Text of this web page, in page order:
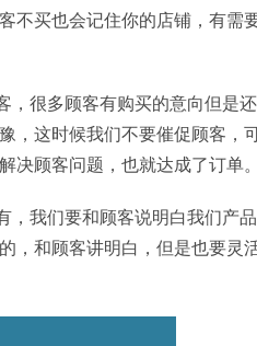
不买也会记住你的店铺，有需
，很多顾客有购买的意向但是
，这时候我们不要催促顾客，
决顾客问题，也就达成了订单
，我们要和顾客说明白我们产
，和顾客讲明白，但是也要灵